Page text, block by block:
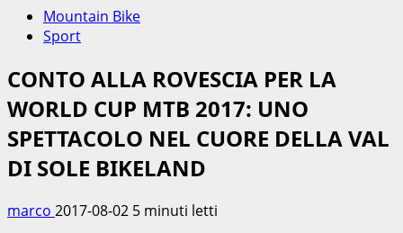
Mountain Bike
Sport
CONTO ALLA ROVESCIA PER LA
WORLD CUP MTB 2017: UNO
SPETTACOLO NEL CUORE DELLA VAL
DI SOLE BIKELAND
marco 2017-08-02 5 minuti letti